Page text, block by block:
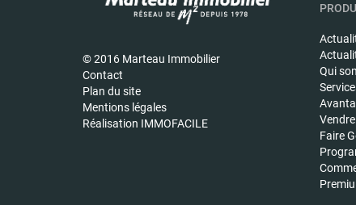
© 2016 Marteau Immobilier
Contact
Plan du site
Mentions légales
Réalisation IMMOFACILE
Qui
Vendre
Faire